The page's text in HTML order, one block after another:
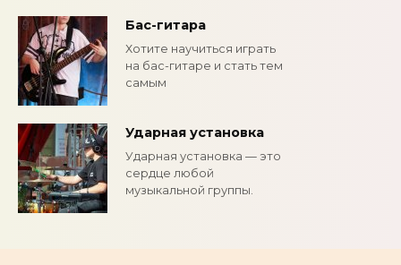
Бас-гитара
Хотите научиться играть
на бас-гитаре и стать тем
самым
Ударная установка
Ударная установка — это
сердце любой
музыкальной группы.